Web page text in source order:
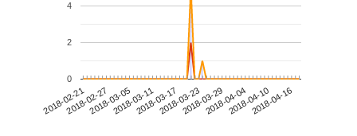
2018-02-212018-02-272018-03-052018-03-112018-03-172018-03-232018-03-292018-04-042018-04-102018-04-16
0
2
4